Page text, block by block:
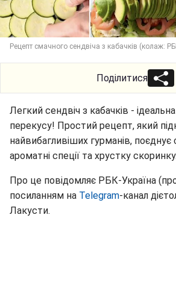
Рецепт смачного сендвіча з кабачків (колаж:
Поділитися
Легкий сендвіч з кабачків -
перекусу! Простий рецепт, який
найвибагливіших гурманів, поєднує
ароматні спеції та хрустку скоринку.
Про це повідомляє РБК-Україна
посиланням на Telegram-канал
Лакусти.